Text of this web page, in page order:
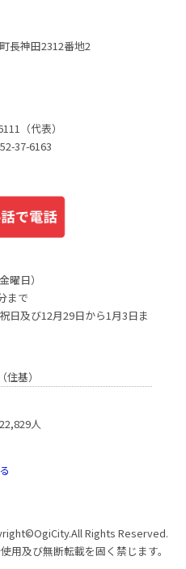
長神田2312番地2
（代表）
37-6163
曜日）
まで
日及び12月29日から1月3日ま
基）
人
Rights Reserved.
用及び無断転載を固く禁じます。